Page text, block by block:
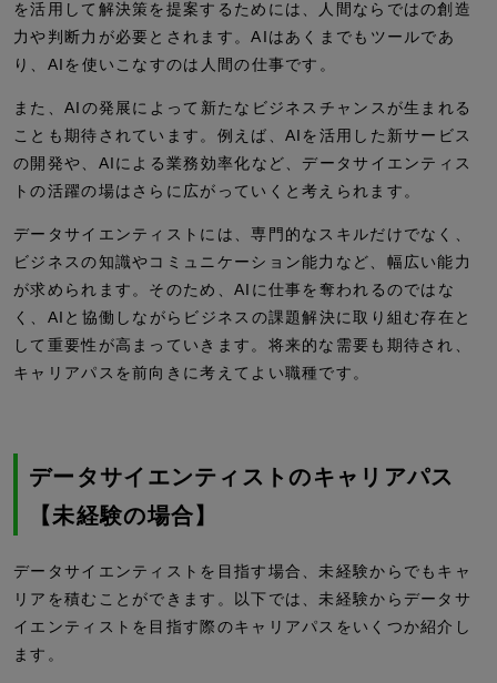
を活用して解決策を提案するためには、人間ならではの創造
力や判断力が必要とされます。AIはあくまでもツールであ
り、AIを使いこなすのは人間の仕事です。
また、AIの発展によって新たなビジネスチャンスが生まれる
ことも期待されています。例えば、AIを活用した新サービス
の開発や、AIによる業務効率化など、データサイエンティス
トの活躍の場はさらに広がっていくと考えられます。
データサイエンティストには、専門的なスキルだけでなく、
ビジネスの知識やコミュニケーション能力など、幅広い能力
が求められます。そのため、AIに仕事を奪われるのではな
く、AIと協働しながらビジネスの課題解決に取り組む存在と
して重要性が高まっていきます。将来的な需要も期待され、
キャリアパスを前向きに考えてよい職種です。
データサイエンティストのキャリアパス
【未経験の場合】
データサイエンティストを目指す場合、未経験からでもキャ
リアを積むことができます。以下では、未経験からデータサ
イエンティストを目指す際のキャリアパスをいくつか紹介し
ます。